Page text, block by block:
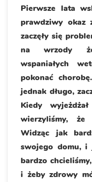
Pierwsze lata
prawdziwy okaz
zaczęły się
na wrzody
wspaniałych
pokonać
jednak długo,
Kiedy
wierzyliśmy, że
Widząc jak
swojego domu, i
bardzo
i żeby zdrowy